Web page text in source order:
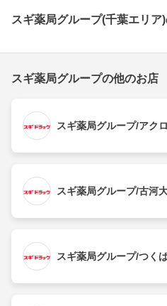
スギ薬局グループ(千葉エリア
スギ薬局グループの他のお店
スギ薬局グループ/アク
スギ薬局グループ/古河
スギ薬局グループ/つく